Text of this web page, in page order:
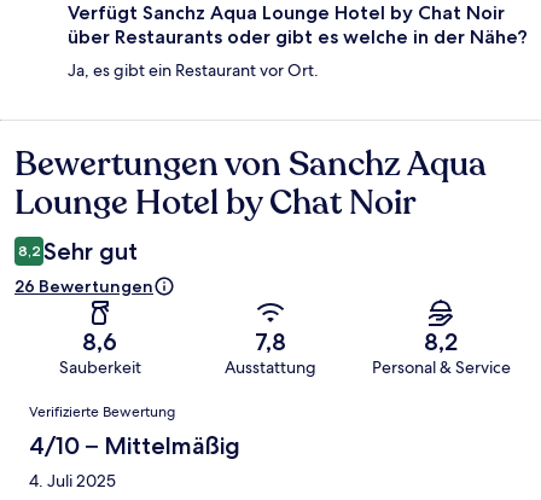
Verfügt Sanchz Aqua Lounge Hotel by Chat Noir
über Restaurants oder gibt es welche in der Nähe?
Ja, es gibt ein Restaurant vor Ort.
Bewertungen
Bewertungen von Sanchz Aqua
Lounge Hotel by Chat Noir
8,2 Sehr gut
26 Bewertungen
8,6
Sauberkeit
7,8
Ausstattung
8,2
Personal & Service
Bewertungen
Verifizierte Bewertung
4/10 – Mittelmäßig
4. Juli 2025